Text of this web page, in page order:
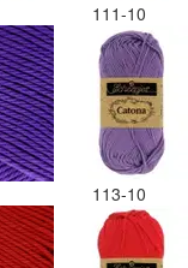
111-10
113-10